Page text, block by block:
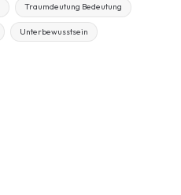
Traumdeutung Bedeutung
Unterbewusstsein